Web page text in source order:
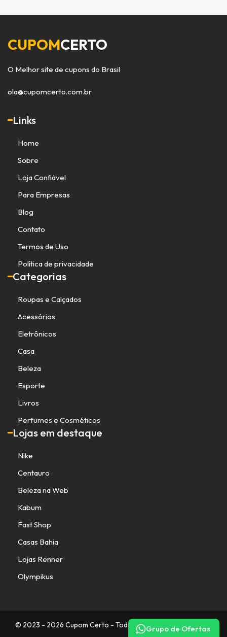
Grupo de Ofertas
CUPOMCERTO
O Melhor site de cupons do Brasil
ola@cupomcerto.com.br
Links
Home
Sobre
Loja Confiável
Para Empresas
Blog
Contato
Termos de Uso
Política de privacidade
Categorias
Roupas e Calçados
Acessórios
Eletrônicos
Casa
Beleza
Esporte
Livros
Perfumes e Cosméticos
Lojas em destaque
Nike
Centauro
Beleza na Web
Kabum
Fast Shop
Casas Bahia
Lojas Renner
Olympikus
© 2023 - 2026 Cupom Certo - Todos os direitos reservados.